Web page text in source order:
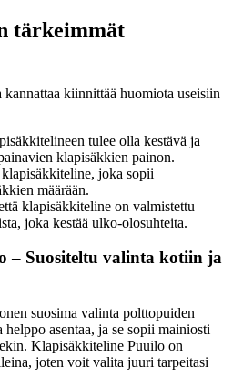
tärkeimmät
kiinnittää huomiota useisiin
tulee olla kestävä ja
klapisäkkien painon.
joka sopii
määrään.
klapisäkkiteline on valmistettu
joka kestää ulko-olosuhteita.
– Suositeltu valinta kotiin ja
suosima valinta polttopuiden
asentaa, ja se sopii mainiosti
Klapisäkkiteline Puuilo on
joten voit valita juuri tarpeitasi